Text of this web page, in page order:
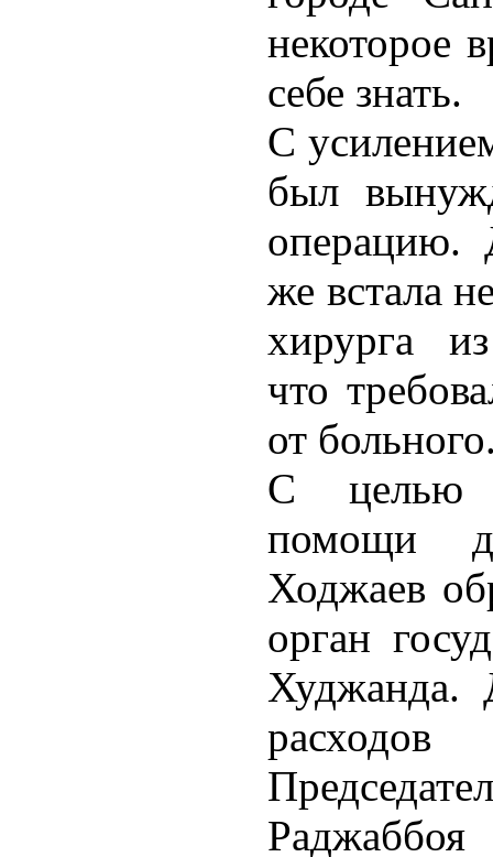
некоторое
себе знать.
С
был
операцию.
же встала
хирурга
что
от
С целью
помощи
Ходжаев
орган
Худжанда.